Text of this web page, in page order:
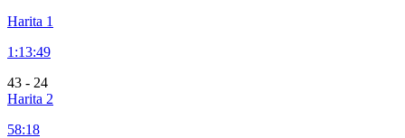
Harita 1
1:13:49
43 - 24
Harita 2
58:18